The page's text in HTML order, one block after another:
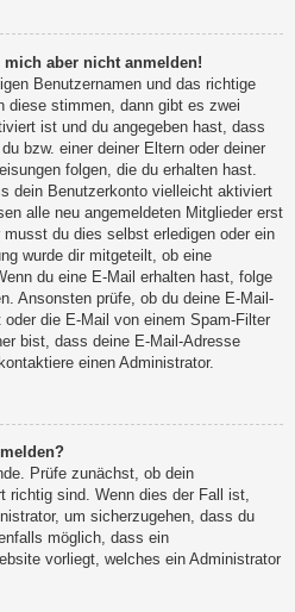
aber nicht anmelden!
Benutzernamen und das richtige
diese stimmen, dann gibt es zwei
ist und du angegeben hast, dass
bzw. einer deiner Eltern oder deiner
folgen, die du erhalten hast.
dein Benutzerkonto vielleicht aktiviert
alle neu angemeldeten Mitglieder erst
du dies selbst erledigen oder ein
wurde dir mitgeteilt, ob eine
du eine E-Mail erhalten hast, folge
Ansonsten prüfe, ob du deine E-Mail-
die E-Mail von einem Spam-Filter
bist, dass deine E-Mail-Adresse
einen Administrator.
Prüfe zunächst, ob dein
richtig sind. Wenn dies der Fall ist,
um sicherzugehen, dass du
möglich, dass ein
vorliegt, welches ein Administrator